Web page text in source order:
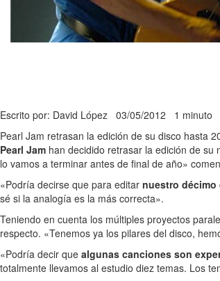
Escrito por: David López 03/05/2012 1 minuto
Pearl Jam retrasan la edición de su disco hasta
Pearl Jam han decidido retrasar la edición de
lo vamos a terminar antes de final de año»
«Podría decirse que para editar nuestro décimo
sé si la analogía es la más correcta».
Teniendo en cuenta los múltiples proyectos
respecto. «Tenemos ya los pilares del disco,
«Podría decir que algunas canciones son
totalmente llevamos al estudio diez temas. Los